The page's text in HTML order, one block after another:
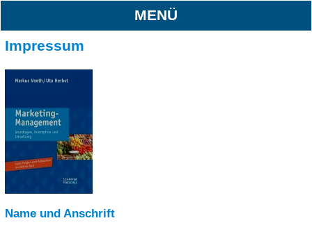
MENÜ
Impressum
Name und Anschrift